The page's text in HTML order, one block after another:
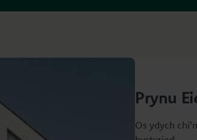
Prynu
Os ydych